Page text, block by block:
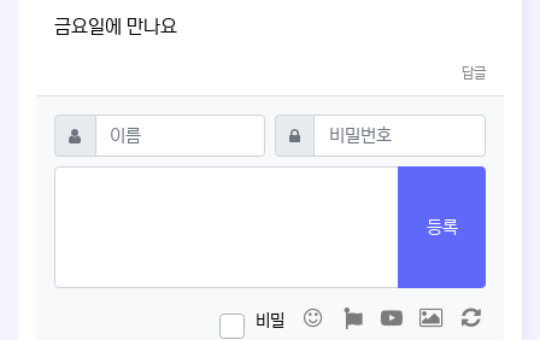
금요일에 만나요
답글
댓글쓰기
이름 필수 비밀번호필수
등록
비밀 이모티콘폰트어썸동영상 이미지